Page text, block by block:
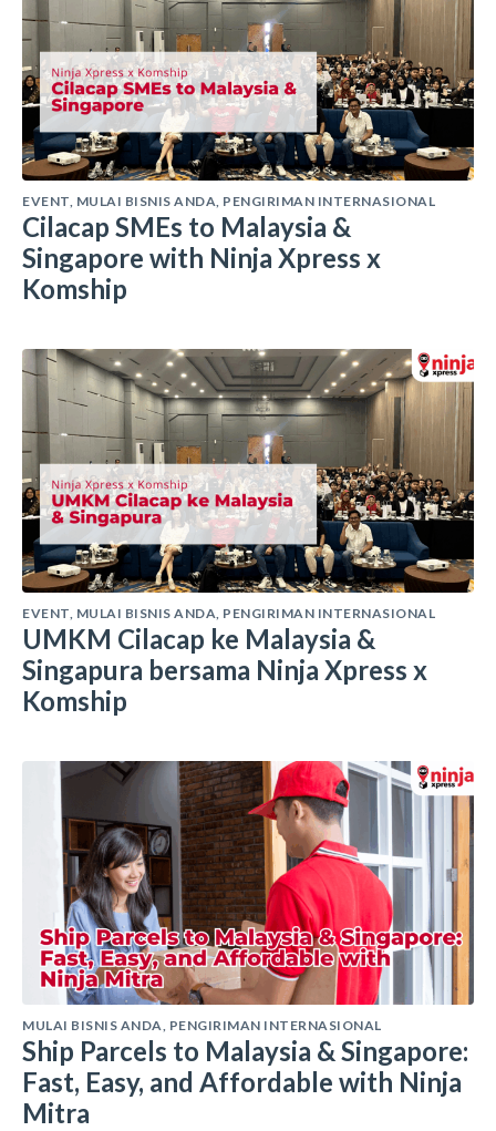
EVENT, MULAI BISNIS ANDA, PENGIRIMAN INTERNASIONAL
Cilacap SMEs to Malaysia &
Singapore with Ninja Xpress x
Komship
EVENT, MULAI BISNIS ANDA, PENGIRIMAN INTERNASIONAL
UMKM Cilacap ke Malaysia &
Singapura bersama Ninja Xpress x
Komship
MULAI BISNIS ANDA, PENGIRIMAN INTERNASIONAL
Ship Parcels to Malaysia & Singapore:
Fast, Easy, and Affordable with Ninja
Mitra